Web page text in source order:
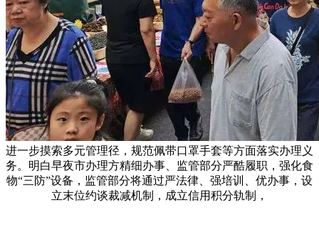
进一步摸索多元管理径，规范佩带口罩手套等方面落实办理义
务。明白早夜市办理方精细办事、监管部分严酷履职，强化食
物“三防”设备，监管部分将通过严法律、强培训、优办事，设
立末位约谈裁减机制，成立信用积分轨制，